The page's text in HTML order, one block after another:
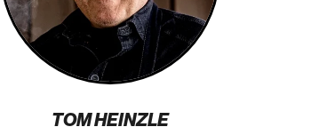
TOM HEINZLE